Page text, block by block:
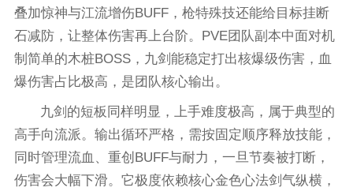
叠加惊神与江流增伤BUFF，枪特殊技还能给目标挂断
石减防，让整体伤害再上台阶。PVE团队副本中面对机
制简单的木桩BOSS，九剑能稳定打出核爆级伤害，血
爆伤害占比极高，是团队核心输出。
九剑的短板同样明显，上手难度极高，属于典型的
高手向流派。输出循环严格，需按固定顺序释放技能，
同时管理流血、重创BUFF与耐力，一旦节奏被打断，
伤害会大幅下滑。它极度依赖核心金色心法剑气纵横，